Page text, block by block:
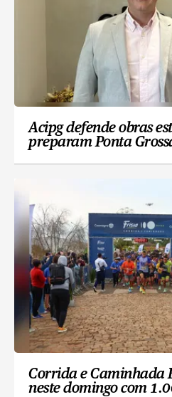
Acipg defende obras
preparam Ponta
Corrida e Caminhada
neste domingo com